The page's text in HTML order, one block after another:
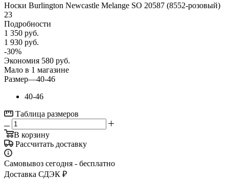
Носки Burlington Newcastle Melange SO 20587 (8552-розовый)
23
Подробности
1 350 руб.
1 930 руб.
-30%
Экономия 580 руб.
Мало в 1 магазине
Размер—40-46
40-46
Таблица размеров
В корзину
Рассчитать доставку
Самовывоз сегодня - бесплатно
Доставка СДЭК ₽